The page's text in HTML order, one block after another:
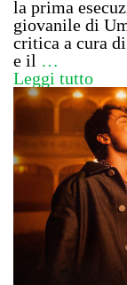
la prima
giovanile di
critica a cura
e il …
Leggi tutto